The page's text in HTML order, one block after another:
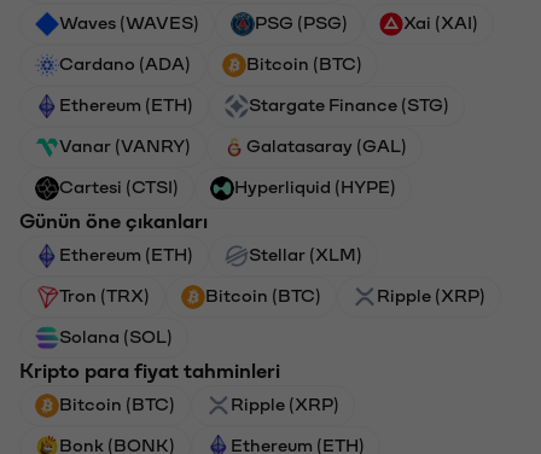
Waves (WAVES) PSG (PSG) Xai (XAI)
Cardano (ADA) Bitcoin (BTC)
Ethereum (ETH) Stargate Finance (STG)
Vanar (VANRY) Galatasaray (GAL)
Cartesi (CTSI) Hyperliquid (HYPE)
Günün öne çıkanları
Ethereum (ETH) Stellar (XLM)
Tron (TRX) Bitcoin (BTC) Ripple (XRP)
Solana (SOL)
Kripto para fiyat tahminleri
Bitcoin (BTC) Ripple (XRP)
Bonk (BONK) Ethereum (ETH)